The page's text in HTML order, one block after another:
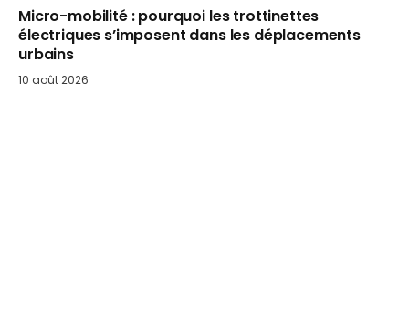
Micro-mobilité : pourquoi les trottinettes
électriques s’imposent dans les déplacements
urbains
10 août 2026